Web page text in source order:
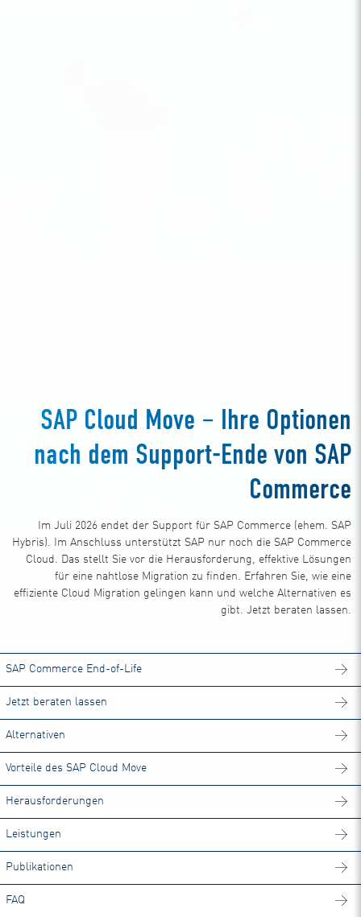
SAP Cloud Move – Ihre Optionen
nach dem Support-Ende von SAP
Commerce
Im Juli 2026 endet der Support für SAP Commerce (ehem. SAP
Hybris). Im Anschluss unterstützt SAP nur noch die SAP Commerce
Cloud. Das stellt Sie vor die Herausforderung, effektive Lösungen
für eine nahtlose Migration zu finden. Erfahren Sie, wie eine
effiziente Cloud Migration gelingen kann und welche Alternativen es
gibt. Jetzt beraten lassen.
FAQ
Publikationen
Leistungen
Herausforderungen
Vorteile des SAP Cloud Move
Alternativen
Jetzt beraten lassen
SAP Commerce End-of-Life